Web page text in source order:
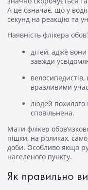
А це означає, що у
секунд на реакцію та
Наявність флікера
дітей, адже
завжди
велосипедистів,
вразливими
людей похилого
сповільнена.
Мати флікер
пішки, на роликах,
доби. Особливо якщо
населеного пункту.
Як правильно